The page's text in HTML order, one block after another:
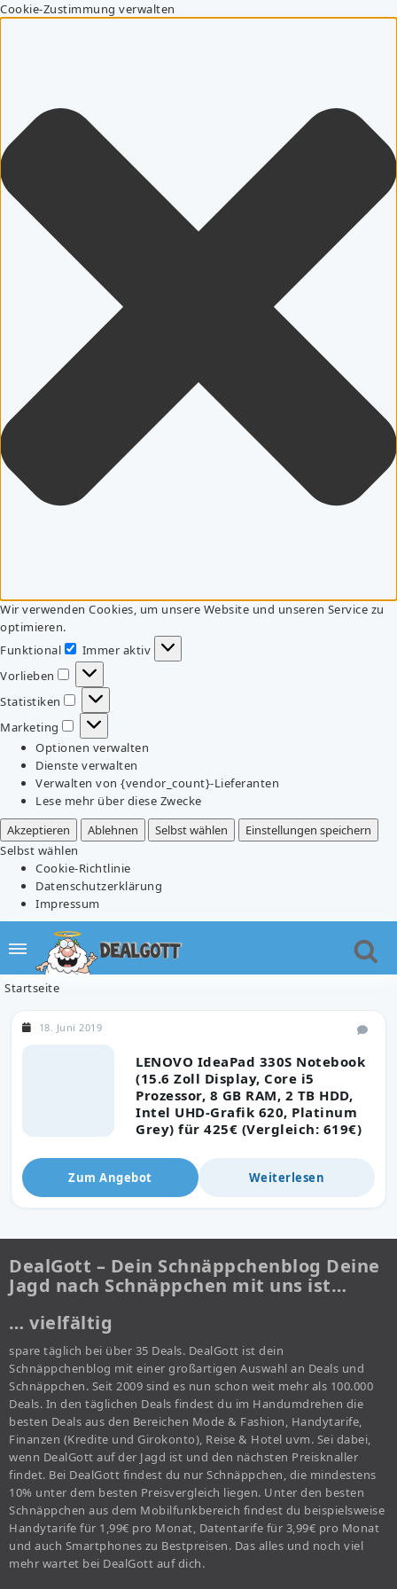
Cookie-Zustimmung verwalten
Wir verwenden Cookies, um unsere Website und unseren Service zu
optimieren.
Funktional
Funktional
Immer aktiv
Vorlieben
Vorlieben
Statistiken
Statistiken
Marketing
Marketing
Optionen verwalten
Dienste verwalten
Verwalten von {vendor_count}-Lieferanten
Lese mehr über diese Zwecke
Akzeptieren
Ablehnen Selbst wählen
Einstellungen speichern
Selbst wählen
Cookie-Richtlinie
Datenschutzerklärung
Impressum
Startseite
LENOVO IdeaPad 330S Notebook
(15.6 Zoll Display, Core i5
Prozessor, 8 GB RAM, 2 TB HDD,
Intel UHD-Grafik 620, Platinum
Grey) für 425€ (Vergleich: 619€)
18. Juni 2019
Zum Angebot Weiterlesen
DealGott – Dein Schnäppchenblog Deine
Jagd nach Schnäppchen mit uns ist…
… vielfältig
spare täglich bei über 35 Deals. DealGott ist dein
Schnäppchenblog mit einer großartigen Auswahl an Deals und
Schnäppchen. Seit 2009 sind es nun schon weit mehr als 100.000
Deals. In den täglichen Deals findest du im Handumdrehen die
besten Deals aus den Bereichen Mode & Fashion, Handytarife,
Finanzen (Kredite und Girokonto), Reise & Hotel uvm. Sei dabei,
wenn DealGott auf der Jagd ist und den nächsten Preisknaller
findet. Bei DealGott findest du nur Schnäppchen, die mindestens
10% unter dem besten Preisvergleich liegen. Unter den besten
Schnäppchen aus dem Mobilfunkbereich findest du beispielsweise
Handytarife für 1,99€ pro Monat, Datentarife für 3,99€ pro Monat
und auch Smartphones zu Bestpreisen. Das alles und noch viel
mehr wartet bei DealGott auf dich.